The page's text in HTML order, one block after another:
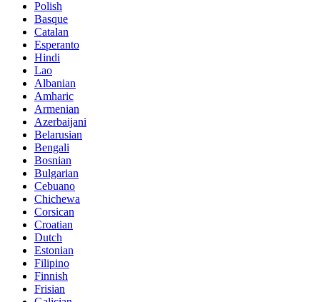
Polish
Basque
Catalan
Esperanto
Hindi
Lao
Albanian
Amharic
Armenian
Azerbaijani
Belarusian
Bengali
Bosnian
Bulgarian
Cebuano
Chichewa
Corsican
Croatian
Dutch
Estonian
Filipino
Finnish
Frisian